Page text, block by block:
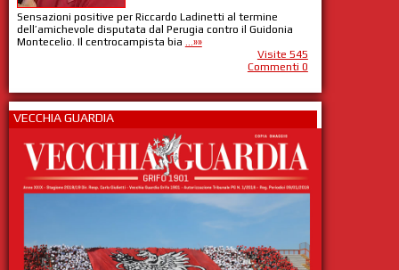
Sensazioni positive per Riccardo Ladinetti al termine
dell’amichevole disputata dal Perugia contro il Guidonia
Montecelio. Il centrocampista bia
...»»
Visite 545
Commenti 0
VECCHIA GUARDIA